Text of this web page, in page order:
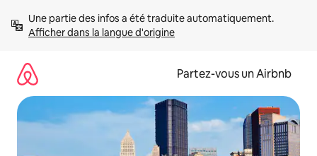
directement
Afficher dans la langue d'origine
Partez-vous un Airbnb